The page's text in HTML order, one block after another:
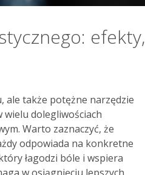
efekty,
ale także potężne narzędzie
dolegliwościach
Warto zaznaczyć, że
odpowiada na konkretne
łagodzi bóle i wspiera
w osiągnięciu lepszych